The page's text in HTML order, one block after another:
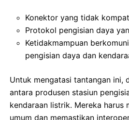
Konektor yang tidak
Protokol pengisian daya
Ketidakmampuan
pengisian daya dan
Untuk mengatasi tantangan ini,
antara produsen stasiun
kendaraan listrik. Mereka harus
umum dan memastikan